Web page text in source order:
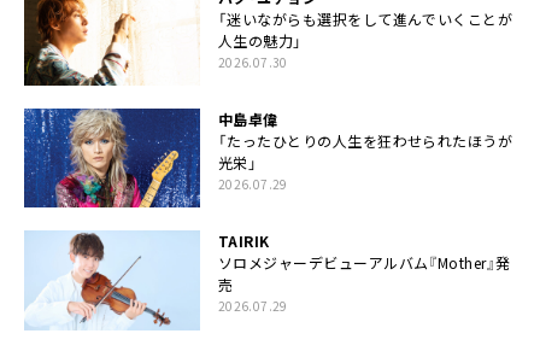
「迷いながらも選択をして進んでいくことが
人生の魅力」
2026.07.30
中島卓偉
「たったひとりの人生を狂わせられたほうが
光栄」
2026.07.29
TAIRIK
ソロメジャーデビューアルバム『Mother』発
売
2026.07.29